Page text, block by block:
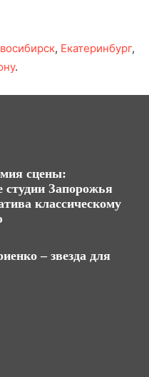
, Екатеринбург,
.
сцены:
студии Запорожья
классическому
– звезда для